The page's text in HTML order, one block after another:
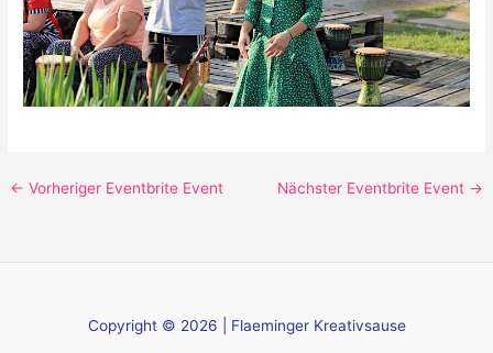
← Vorheriger Eventbrite Event Nächster Eventbrite Event →
Copyright © 2026 | Flaeminger Kreativsause